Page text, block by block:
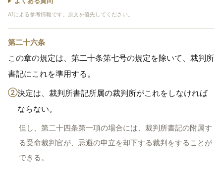
AIによる参考情報です。原文を優先してください。
第二十六条
この章の規定は、第二十条第七号の規定を除いて、裁判所
書記にこれを準用する。
②決定は、裁判所書記所属の裁判所がこれをしなければ
ならない。
但し、第二十四条第一項の場合には、裁判所書記の附属す
る受命裁判官が、忌避の申立を却下する裁判をすることが
できる。